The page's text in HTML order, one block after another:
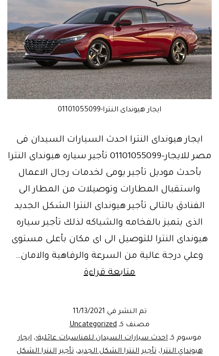
ايجار هيونداى النترا-01101055099
ايجار هيونداى النترا احدث السيارات السيدان فى
مصر للايجار-01101055099 تأجير سياره هيونداى النترا
بأحدث موديل تأجير يومى لخدمات رجال الاعمال
واستقبال المطارات وتوصيلات من المطار الى
الفنادق بالتالى تأجير هيونداى النترا الشكل الجديد
الذى يتميز بالفخامه والشياكه لذلك تأجير سياره
هيونداى النترا للتوصيل الى اى مكان بأعلى مستوى
وعلي درجة عالية من السرعة والرفاهية والامان…
متابعة قراءة
النترا
سمارت
2022
تم النشر في 11/13/2021
مصنف كـ Uncategorized
موسوم كـ احدث سيارات السيدان للمناسبات عائلية؛، ايجار
هيونداي النترا،تأجير النترا الشكل الجديد،تأجير النترا الشكل